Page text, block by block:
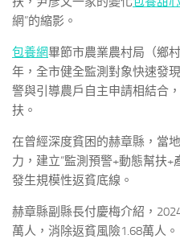
網”的縮影。
包養網畢節市農業農村局（鄉
年，全市健全監測對象快速發
警與引導農戶自主申請相結合
扶。
在曾經深度貧困的赫章縣，當
力，建立“監測預警+動態幫扶
發生規模性返貧底線。
赫章縣副縣長付慶梅介紹，
萬人，消除返貧風險1.68萬人。